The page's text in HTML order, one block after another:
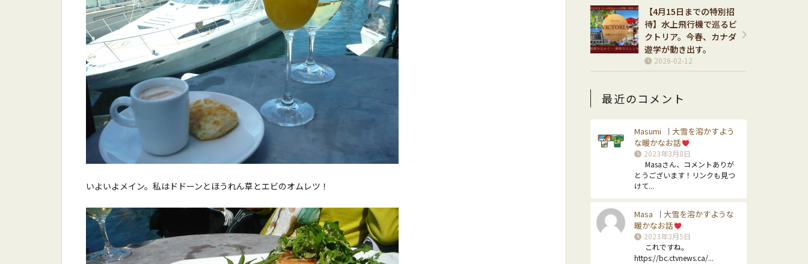
いよいよメイン。私はドドーンとほうれん草とエビのオムレツ！
【4月15日までの特別招
待】水上飛行機で巡るビ
クトリア。今春、カナダ
遊学が動き出す。
2026-02-12
最近のコメント
Masumi ｜ 大雪を溶かすよう
な暖かなお話
2023年3月8日
Masaさん、コメントありが
とうございます！リンクも見つ
けて...
Masa ｜ 大雪を溶かすような
暖かなお話
2023年3月5日
これですね。
https://bc.ctvnews.ca/...